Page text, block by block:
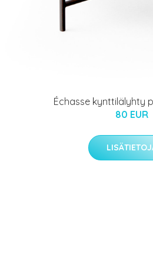
Échasse kynttilälyhty
80 EUR